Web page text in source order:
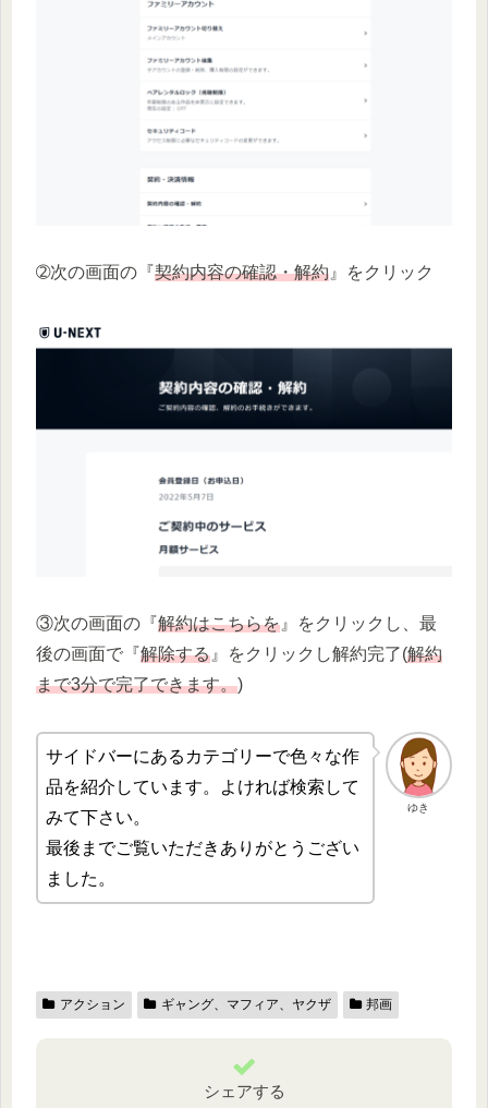
➁次の画面の『契約内容の確認・解約 』をクリック
③次の画面の『解約はこちらを 』をクリックし、最
後の画面で『解除する 』をクリックし解約完了(解約
まで3分で完了できます。)
ゆき
サイドバーにあるカテゴリーで色々な作
品を紹介しています。よければ検索して
みて下さい。
最後までご覧いただきありがとうござい
ました。
アクション ギャング、マフィア、ヤクザ 邦画
シェアする